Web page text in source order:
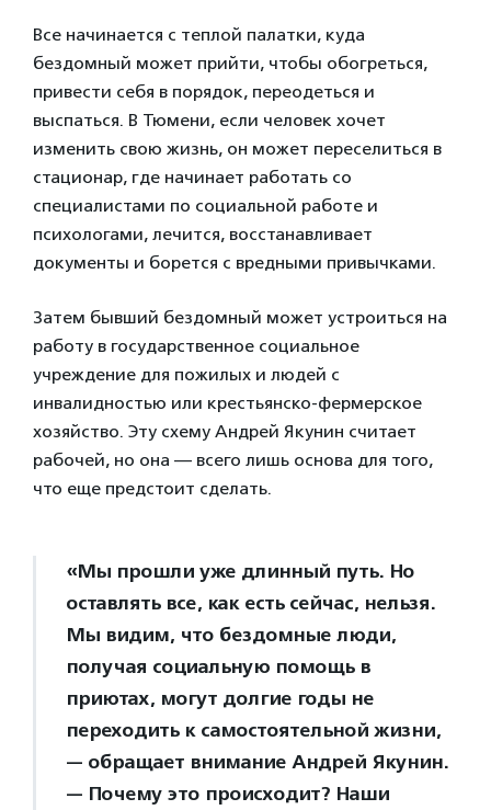
Все начинается с теплой палатки, куда
бездомный может прийти, чтобы обогреться,
привести себя в порядок, переодеться и
выспаться. В Тюмени, если человек хочет
изменить свою жизнь, он может переселиться в
стационар, где начинает работать со
специалистами по социальной работе и
психологами, лечится, восстанавливает
документы и борется с вредными привычками.
Затем бывший бездомный может устроиться на
работу в государственное социальное
учреждение для пожилых и людей с
инвалидностью или крестьянско-фермерское
хозяйство. Эту схему Андрей Якунин считает
рабочей, но она — всего лишь основа для того,
что еще предстоит сделать.
«Мы прошли уже длинный путь. Но
оставлять все, как есть сейчас, нельзя.
Мы видим, что бездомные люди,
получая социальную помощь в
приютах, могут долгие годы не
переходить к самостоятельной жизни,
— обращает внимание Андрей Якунин.
— Почему это происходит? Наши